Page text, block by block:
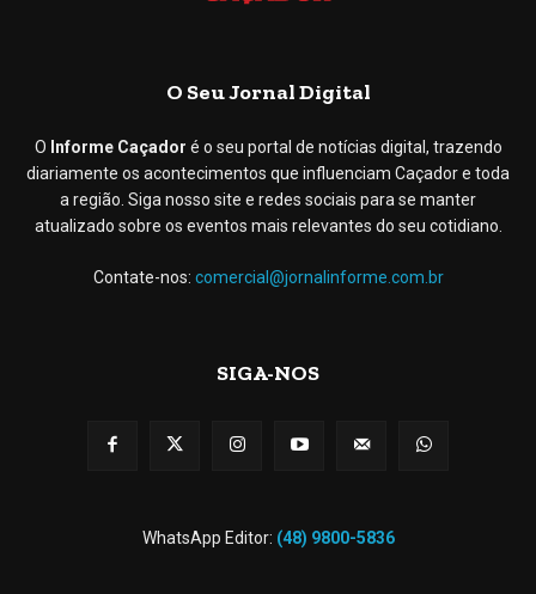
O Seu Jornal Digital
O Informe Caçador é o seu portal de notícias digital, trazendo
diariamente os acontecimentos que influenciam Caçador e toda
a região. Siga nosso site e redes sociais para se manter
atualizado sobre os eventos mais relevantes do seu cotidiano.
Contate-nos: comercial@jornalinforme.com.br
SIGA-NOS
WhatsApp Editor: (48) 9800-5836